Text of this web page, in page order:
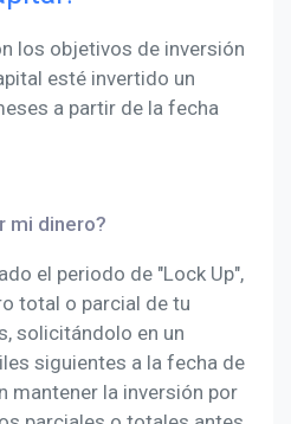
los objetivos de inversión
esté invertido un
a partir de la fecha
mi dinero?
el periodo de "Lock Up",
total o parcial de tu
solicitándolo en un
siguientes a la fecha de
mantener la inversión por